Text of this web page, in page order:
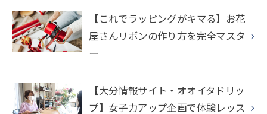
【これでラッピングがキマる】お花
屋さんリボンの作り方を完全マスタ
ー
【大分情報サイト・オオイタドリッ
プ】女子力アップ企画で体験レッス